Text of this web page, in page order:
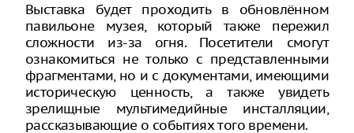
Выставка будет проходить в обновлённом
павильоне музея, который также пережил
сложности из-за огня. Посетители смогут
ознакомиться не только с представленными
фрагментами, но и с документами, имеющими
историческую ценность, а также увидеть
зрелищные мультимедийные инсталляции,
рассказывающие о событиях того времени.